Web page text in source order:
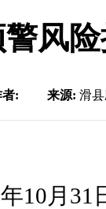
风
者: 来源: 滑
月31